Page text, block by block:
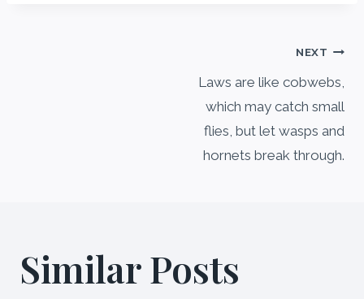
NEXT
Laws are like cobwebs,
which may catch small
flies, but let wasps and
hornets break through.
Similar Posts